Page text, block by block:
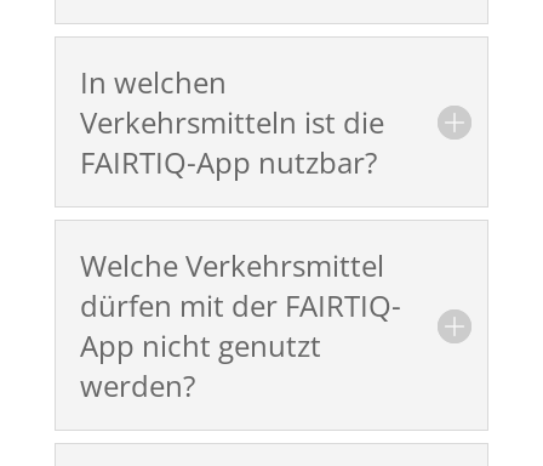
In welchen
Verkehrsmitteln ist die
FAIRTIQ-App nutzbar?
Welche Verkehrsmittel
dürfen mit der FAIRTIQ-
App nicht genutzt
werden?